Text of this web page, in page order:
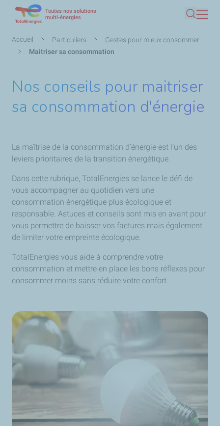
contenu
principal
Toutes nos solutions
multi-énergies
Fil
d'Ariane
Accueil Particuliers
Gestes pour mieux consommer
Maitriser sa consommation
Nos conseils pour maitriser
sa consommation d'énergie
La maîtrise de la consommation d’énergie est l’un des
leviers prioritaires de la transition énergétique.
Dans cette rubrique, TotalEnergies se lance le défi de
vous accompagner au quotidien vers une
consommation énergétique plus écologique et
responsable. Astuces et conseils sont mis en avant pour
vous permettre de baisser vos factures mais également
de limiter votre empreinte écologique.
TotalEnergies vous aide à comprendre votre
consommation et mettre en place les bons réflexes pour
consommer moins sans réduire votre confort.